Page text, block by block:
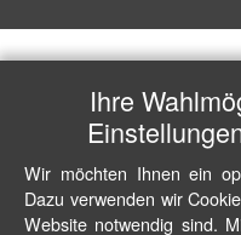
Ihre
Wir möchten Ihnen ein
Dazu verwenden wir
Website notwendig sind.